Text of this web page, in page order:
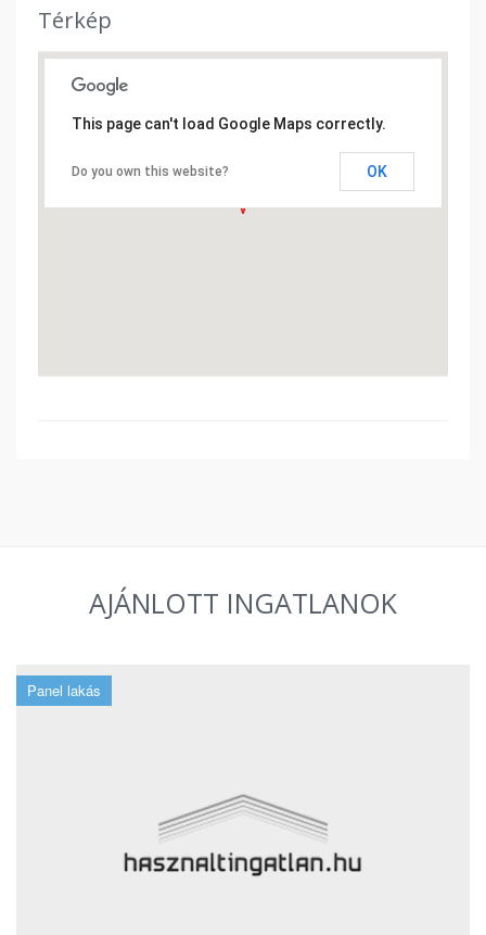
Térkép
This page can't load Google Maps correctly.
Do you own this website? OK
AJÁNLOTT INGATLANOK
Panel lakás